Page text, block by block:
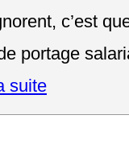
c’est
portage
suite